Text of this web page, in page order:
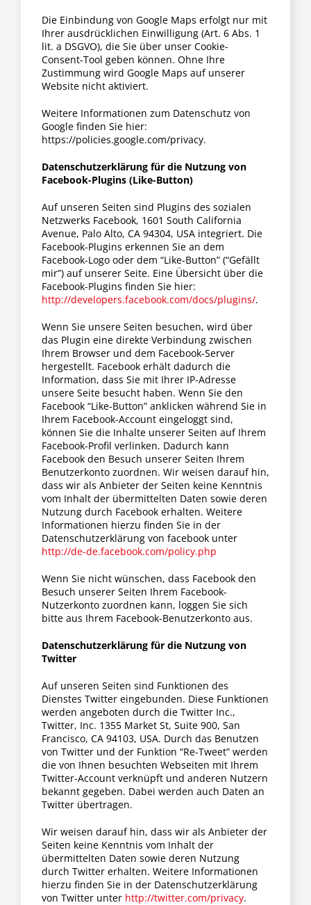
Die Einbindung von Google Maps erfolgt nur mit
Ihrer ausdrücklichen Einwilligung (Art. 6 Abs. 1
lit. a DSGVO), die Sie über unser Cookie-
Consent-Tool geben können. Ohne Ihre
Zustimmung wird Google Maps auf unserer
Website nicht aktiviert.
Weitere Informationen zum Datenschutz von
Google finden Sie hier:
https://policies.google.com/privacy.
Datenschutzerklärung für die Nutzung von
Facebook-Plugins (Like-Button)
Auf unseren Seiten sind Plugins des sozialen
Netzwerks Facebook, 1601 South California
Avenue, Palo Alto, CA 94304, USA integriert. Die
Facebook-Plugins erkennen Sie an dem
Facebook-Logo oder dem “Like-Button” (“Gefällt
mir”) auf unserer Seite. Eine Übersicht über die
Facebook-Plugins finden Sie hier:
http://developers.facebook.com/docs/plugins/.
Wenn Sie unsere Seiten besuchen, wird über
das Plugin eine direkte Verbindung zwischen
Ihrem Browser und dem Facebook-Server
hergestellt. Facebook erhält dadurch die
Information, dass Sie mit Ihrer IP-Adresse
unsere Seite besucht haben. Wenn Sie den
Facebook “Like-Button” anklicken während Sie in
Ihrem Facebook-Account eingeloggt sind,
können Sie die Inhalte unserer Seiten auf Ihrem
Facebook-Profil verlinken. Dadurch kann
Facebook den Besuch unserer Seiten Ihrem
Benutzerkonto zuordnen. Wir weisen darauf hin,
dass wir als Anbieter der Seiten keine Kenntnis
vom Inhalt der übermittelten Daten sowie deren
Nutzung durch Facebook erhalten. Weitere
Informationen hierzu finden Sie in der
Datenschutzerklärung von facebook unter
http://de-de.facebook.com/policy.php
Wenn Sie nicht wünschen, dass Facebook den
Besuch unserer Seiten Ihrem Facebook-
Nutzerkonto zuordnen kann, loggen Sie sich
bitte aus Ihrem Facebook-Benutzerkonto aus.
Datenschutzerklärung für die Nutzung von
Twitter
Auf unseren Seiten sind Funktionen des
Dienstes Twitter eingebunden. Diese Funktionen
werden angeboten durch die Twitter Inc.,
Twitter, Inc. 1355 Market St, Suite 900, San
Francisco, CA 94103, USA. Durch das Benutzen
von Twitter und der Funktion “Re-Tweet” werden
die von Ihnen besuchten Webseiten mit Ihrem
Twitter-Account verknüpft und anderen Nutzern
bekannt gegeben. Dabei werden auch Daten an
Twitter übertragen.
Wir weisen darauf hin, dass wir als Anbieter der
Seiten keine Kenntnis vom Inhalt der
übermittelten Daten sowie deren Nutzung
durch Twitter erhalten. Weitere Informationen
hierzu finden Sie in der Datenschutzerklärung
von Twitter unter http://twitter.com/privacy.